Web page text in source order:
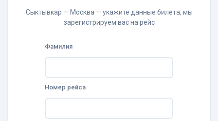
Сыктывкар — Москва — укажите данные билета, мы
зарегистрируем вас на рейс
Фамилия
Номер рейса